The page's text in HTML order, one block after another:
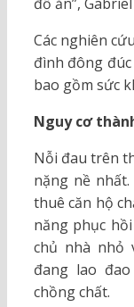
Các nghiên
đình đông
bao gồm sức
Nguy cơ
Nỗi đau trên
nặng nề
thuê căn hộ
năng phục
chủ nhà nhỏ
đang lao
chồng chất.